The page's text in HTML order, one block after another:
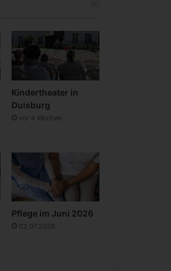
Kindertheater in
Duisburg
vor 4 Wochen
Pflege im Juni 2026
02.07.2026